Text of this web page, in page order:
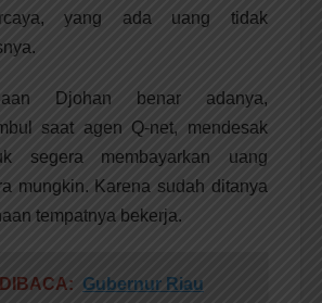
yang ada uang tidak
Djohan benar adanya,
saat agen Q-net, mendesak
segera membayarkan uang
mungkin. Karena sudah ditanya
tempatnya bekerja.
Gubernur Riau